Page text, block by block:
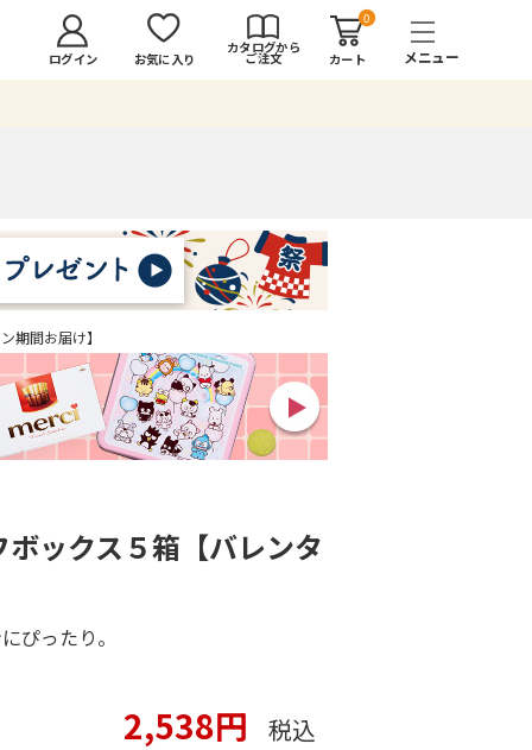
ログイン お気に入り
カタログから
ご注文
0
カート
期間お届け】
ックス５箱【バレンタ
ぴったり。
2,538円 税込